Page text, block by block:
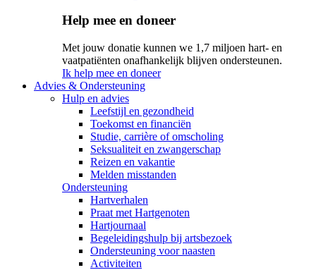
Help mee en doneer
Met jouw donatie kunnen we 1,7 miljoen hart- en
vaatpatiënten onafhankelijk blijven ondersteunen.
Ik help mee en doneer
Advies & Ondersteuning
Hulp en advies
Leefstijl en gezondheid
Toekomst en financiën
Studie, carrière of omscholing
Seksualiteit en zwangerschap
Reizen en vakantie
Melden misstanden
Ondersteuning
Hartverhalen
Praat met Hartgenoten
Hartjournaal
Begeleidingshulp bij artsbezoek
Ondersteuning voor naasten
Activiteiten